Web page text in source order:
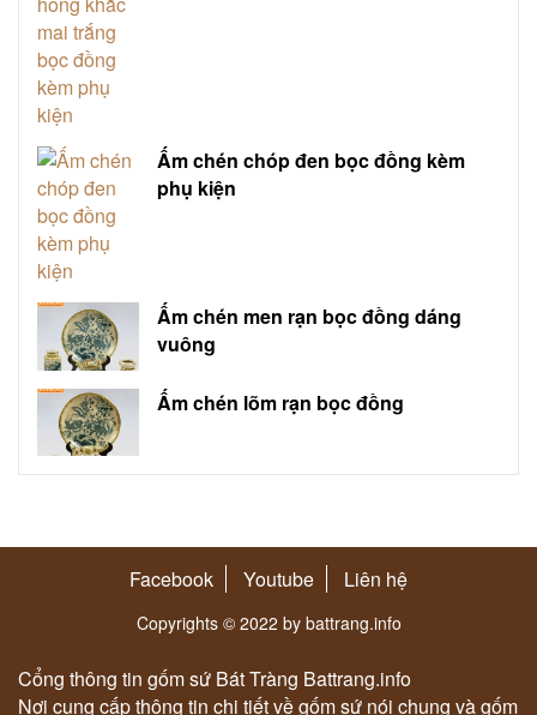
Ấm chén chóp đen bọc đồng kèm
phụ kiện
Ấm chén men rạn bọc đồng dáng
vuông
Ấm chén lõm rạn bọc đồng
Facebook Youtube Liên hệ
Copyrights © 2022 by battrang.info
Cổng thông tin gốm sứ Bát Tràng Battrang.info
Nơi cung cấp thông tin chi tiết về gốm sứ nói chung và gốm